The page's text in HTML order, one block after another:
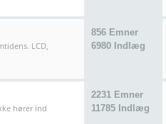
LCD,
856 Emner
6980 Indlæg
hører ind
2231 Emner
11785 Indlæg